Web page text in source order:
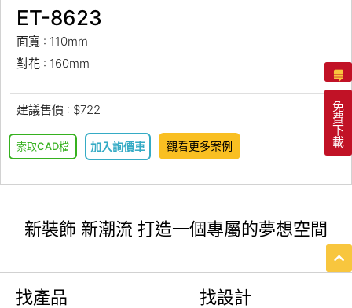
ET-8623
面寬 : 110mm
對花 : 160mm
建議售價 : $722
索取CAD檔 加入詢價車 觀看更多案例
免
費
下
載
新裝飾 新潮流 打造一個專屬的夢想空間
找產品 找設計